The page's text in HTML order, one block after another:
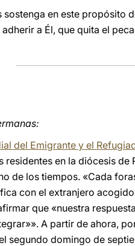
sostenga en este propósito
a Él, que quita el
del Emigrante y el
en la diócesis de
de los tiempos. «Cada
con el extranjero
que «nuestra
A partir de ahora,
segundo domingo de